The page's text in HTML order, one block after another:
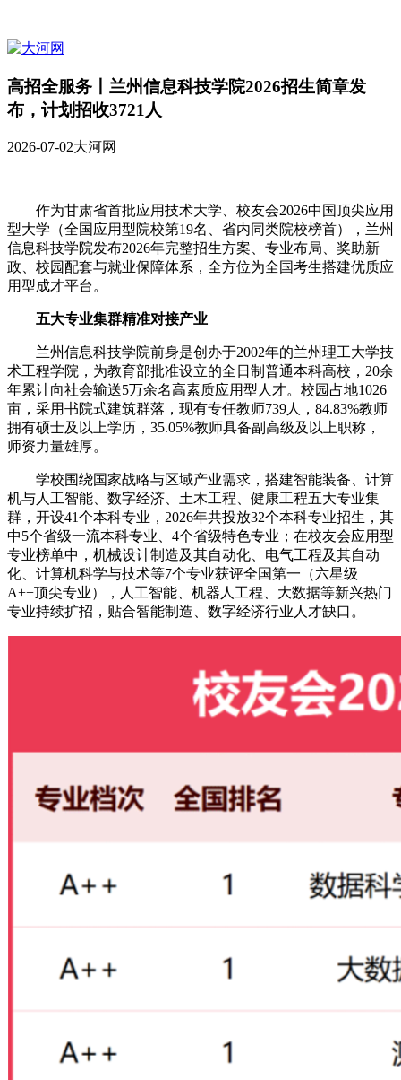
高招全服务丨兰州信息科技学院2026招生简章发
布，计划招收3721人
2026-07-02大河网
作为甘肃省首批应用技术大学、校友会2026中国顶尖应用
型大学（全国应用型院校第19名、省内同类院校榜首），兰州
信息科技学院发布2026年完整招生方案、专业布局、奖助新
政、校园配套与就业保障体系，全方位为全国考生搭建优质应
用型成才平台。
五大专业集群精准对接产业
兰州信息科技学院前身是创办于2002年的兰州理工大学技
术工程学院，为教育部批准设立的全日制普通本科高校，20余
年累计向社会输送5万余名高素质应用型人才。校园占地1026
亩，采用书院式建筑群落，现有专任教师739人，84.83%教师
拥有硕士及以上学历，35.05%教师具备副高级及以上职称，
师资力量雄厚。
学校围绕国家战略与区域产业需求，搭建智能装备、计算
机与人工智能、数字经济、土木工程、健康工程五大专业集
群，开设41个本科专业，2026年共投放32个本科专业招生，其
中5个省级一流本科专业、4个省级特色专业；在校友会应用型
专业榜单中，机械设计制造及其自动化、电气工程及其自动
化、计算机科学与技术等7个专业获评全国第一（六星级
A++顶尖专业），人工智能、机器人工程、大数据等新兴热门
专业持续扩招，贴合智能制造、数字经济行业人才缺口。